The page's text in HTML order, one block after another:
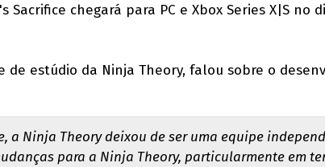
chegará para PC e Xbox Series X|S no
estúdio da Ninja Theory, falou sobre o
a Ninja Theory deixou de ser uma equipe
para a Ninja Theory, particularmente em